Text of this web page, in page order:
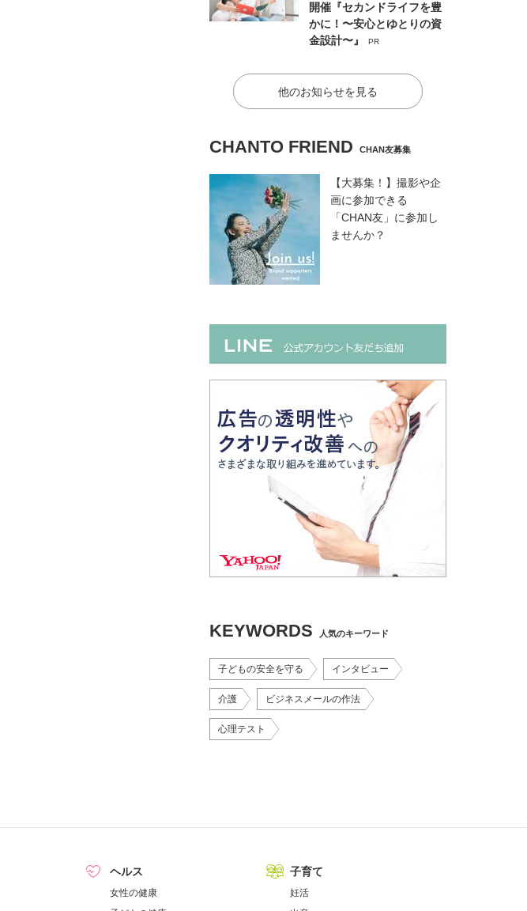
開催『セカンドライフを豊
かに！〜安心とゆとりの資
金設計〜』
PR
他のお知らせを見る
CHANTO FRIEND CHAN友募集
【大募集！】撮影や企
画に参加できる
「CHAN友」に参加し
ませんか？
KEYWORDS 人気のキーワード
子どもの安全を守る インタビュー
介護 ビジネスメールの作法
心理テスト
ヘルス
女性の健康
子育て
妊活